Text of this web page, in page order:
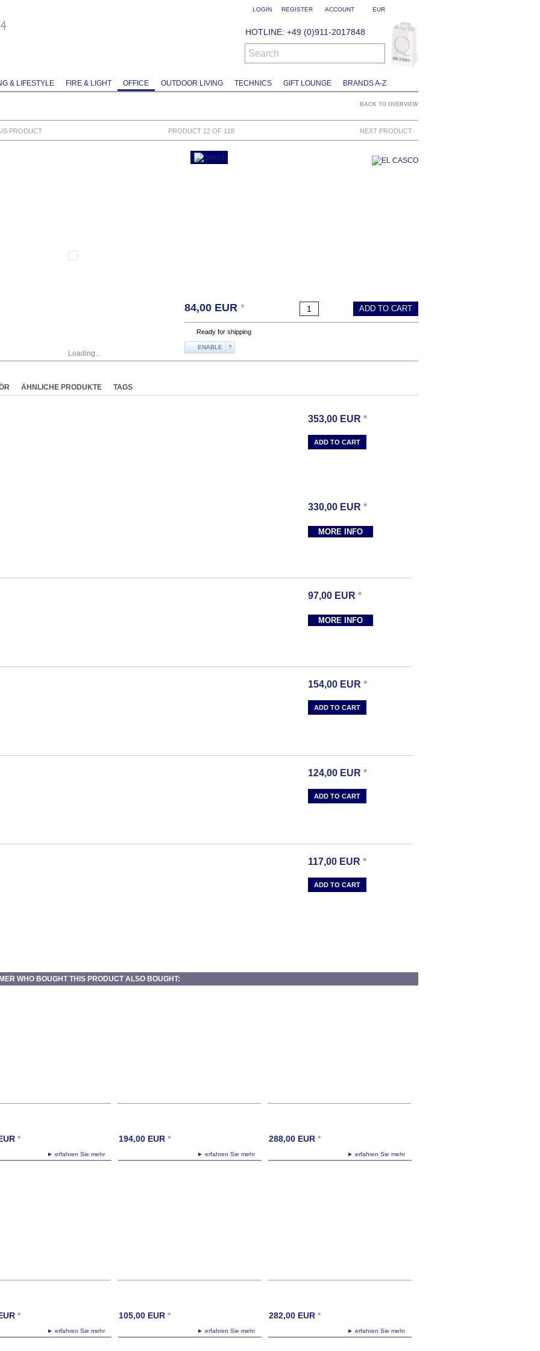
EUR
ACCOUNT
LOGIN REGISTER
& LIFESTYLE FIRE & LIGHT OFFICE OUTDOOR LIVING TECHNICS GIFT LOUNGE BRANDS A-Z
HOTLINE: +49 (0)911-2017848
Search
BACK TO OVERVIEW
PRODUCT PRODUCT 12 OF 128 NEXT PRODUCT
Loading...
84,00 EUR * ADD TO CART
Ready for shipping
ENABLE ?
ÄHNLICHE PRODUKTE TAGS
353,00 EUR *
ADD TO CART
330,00 EUR *
MORE INFO
97,00 EUR *
MORE INFO
154,00 EUR *
ADD TO CART
124,00 EUR *
ADD TO CART
117,00 EUR *
ADD TO CART
WHO BOUGHT THIS PRODUCT ALSO BOUGHT:
► erfahren Sie mehr
*
► erfahren Sie mehr
194,00 EUR *
► erfahren Sie mehr
288,00 EUR *
► erfahren Sie mehr
*
► erfahren Sie mehr
105,00 EUR *
► erfahren Sie mehr
282,00 EUR *